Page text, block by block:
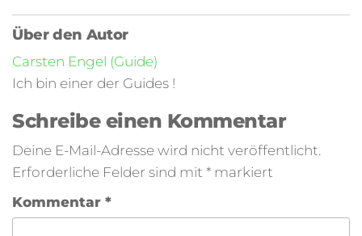
Über den Autor
Carsten Engel (Guide)
Ich bin einer der Guides !
Schreibe einen Kommentar
Deine E-Mail-Adresse wird nicht veröffentlicht.
Erforderliche Felder sind mit * markiert
Kommentar *